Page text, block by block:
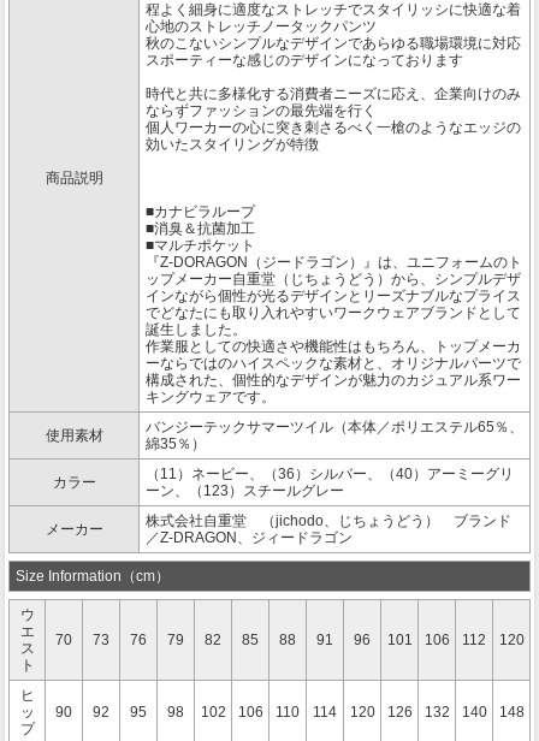
商品説明
程よく細身に適度なストレッチでスタイリッシに快適な着
心地のストレッチノータックパンツ
秋のこないシンプルなデザインであらゆる職場環境に対応
スポーティーな感じのデザインになっております
時代と共に多様化する消費者ニーズに応え、企業向けのみ
ならずファッションの最先端を行く
個人ワーカーの心に突き刺さるべく一槍のようなエッジの
効いたスタイリングが特徴
■カナビラループ
■消臭＆抗菌加工
■マルチポケット
『Z-DORAGON（ジードラゴン）』は、ユニフォームのト
ップメーカー自重堂（じちょうどう）から、シンプルデザ
インながら個性が光るデザインとリーズナブルなプライス
でどなたにも取り入れやすいワークウェアブランドとして
誕生しました。
作業服としての快適さや機能性はもちろん、トップメーカ
ーならではのハイスペックな素材と、オリジナルパーツで
構成された、個性的なデザインが魅力のカジュアル系ワー
キングウェアです。
使用素材
バンジーテックサマーツイル（本体／ポリエステル65％、
綿35％）
カラー
（11）ネービー、（36）シルバー、（40）アーミーグリ
ーン、（123）スチールグレー
メーカー
株式会社自重堂 （jichodo、じちょうどう） ブランド
／Z-DRAGON、ジィードラゴン
Size Information（cm）
ウ
エ
ス
ト
70 73 76 79 82 85 88 91 96 101 106 112 120
ヒ
ッ
プ
90 92 95 98 102 106 110 114 120 126 132 140 148